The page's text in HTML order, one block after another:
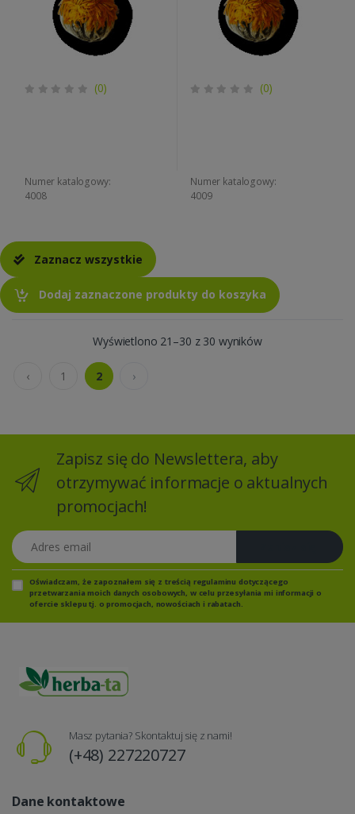
(0)
Numer katalogowy:
4008
(0)
Numer katalogowy:
4009
Zaznacz wszystkie
Dodaj zaznaczone produkty do koszyka
Wyświetlono 21–30 z 30 wyników
‹ 1 2 ›
Zapisz się do Newslettera, aby
otrzymywać informacje o aktualnych
promocjach!
Adres email
Oświadczam, że zapoznałem się z treścią regulaminu dotyczącego
przetwarzania moich danych osobowych, w celu przesyłania mi informacji o
ofercie sklepu tj. o promocjach, nowościach i rabatach.
Masz pytania? Skontaktuj się z nami!
(+48) 227220727
Dane kontaktowe